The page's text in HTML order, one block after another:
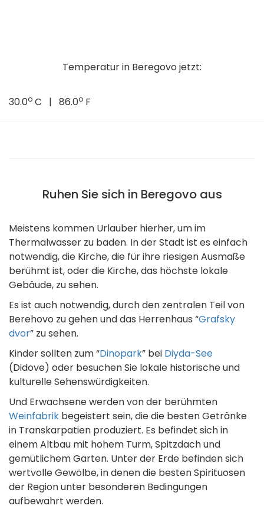
Temperatur in Beregovo jetzt:
30.0o C | 86.0o F
Ruhen Sie sich in Beregovo aus
Meistens kommen Urlauber hierher, um im
Thermalwasser zu baden. In der Stadt ist es einfach
notwendig, die Kirche, die für ihre riesigen Ausmaße
berühmt ist, oder die Kirche, das höchste lokale
Gebäude, zu sehen.
Es ist auch notwendig, durch den zentralen Teil von
Berehovo zu gehen und das Herrenhaus “Grafsky
dvor” zu sehen.
Kinder sollten zum “Dinopark” bei Diyda-See
(Didove) oder besuchen Sie lokale historische und
kulturelle Sehenswürdigkeiten.
Und Erwachsene werden von der berühmten
Weinfabrik begeistert sein, die die besten Getränke
in Transkarpatien produziert. Es befindet sich in
einem Altbau mit hohem Turm, Spitzdach und
gemütlichem Garten. Unter der Erde befinden sich
wertvolle Gewölbe, in denen die besten Spirituosen
der Region unter besonderen Bedingungen
aufbewahrt werden.